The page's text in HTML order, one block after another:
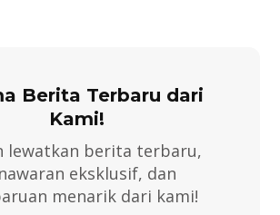
Berita Terbaru dari
Kami!
lewatkan berita terbaru,
eksklusif, dan
menarik dari kami!